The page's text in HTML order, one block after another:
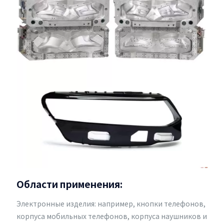
Области применения:
Электронные изделия: например, кнопки телефонов,
корпуса мобильных телефонов, корпуса наушников и